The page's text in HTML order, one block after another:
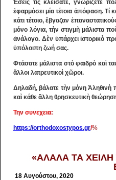
Ἐσεῖς τὶς κλείσατε, γνωρίζετε
ἐφαρμόσει μία τέτοια ἀπόφαση.
κάτι τέτοιο, ἔβγαζαν
μόνο λόγια, τὴν στιγμὴ μάλιστα
ἀνάλογο. Δὲν ὑπάρχει ἱστορικὸ
ὑπόλοιπη ζωή σας.
Φτάσατε μάλιστα στὸ φαιδρὸ καὶ
ἄλλοι λατρευτικοὶ χῶροι.
Δηλαδή, βάλατε τὴν μόνη Ἀληθινὴ
καὶ κάθε ἄλλη θρησκευτικὴ
Την συνεχεια:
https://orthodoxostypos.gr/%
«ΑΛΑΛΑ ΤΑ
18 Αυγούστου, 2020